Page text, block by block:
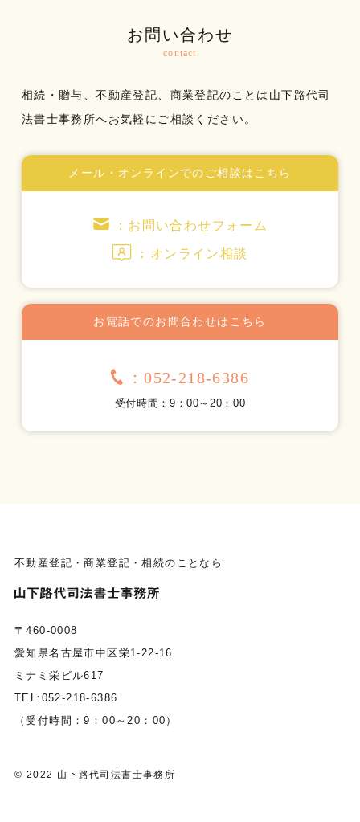
お問い合わせ
contact
相続・贈与、不動産登記、商業登記のことは山下路代司
法書士事務所へお気軽にご相談ください。
メール・オンラインでのご相談はこちら
：お問い合わせフォーム
：オンライン相談
お電話でのお問合わせはこちら
：052-218-6386
受付時間：9：00～20：00
不動産登記・商業登記・相続のことなら
〒460-0008
愛知県名古屋市中区栄1-22-16
ミナミ栄ビル617
TEL:052-218-6386
（受付時間：9：00～20：00）
© 2022 山下路代司法書士事務所